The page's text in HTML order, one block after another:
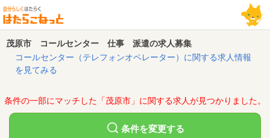
茂原市 コールセンター 仕事 派遣の求人募集
コールセンター（テレフォンオペレーター）に関する求人情報
を見てみる
条件の一部にマッチした「茂原市」に関する求人が見つかりました。
条件を変更する